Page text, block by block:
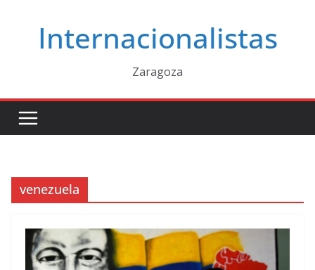
contenidoInternacionalistas
Zaragoza
venezuela